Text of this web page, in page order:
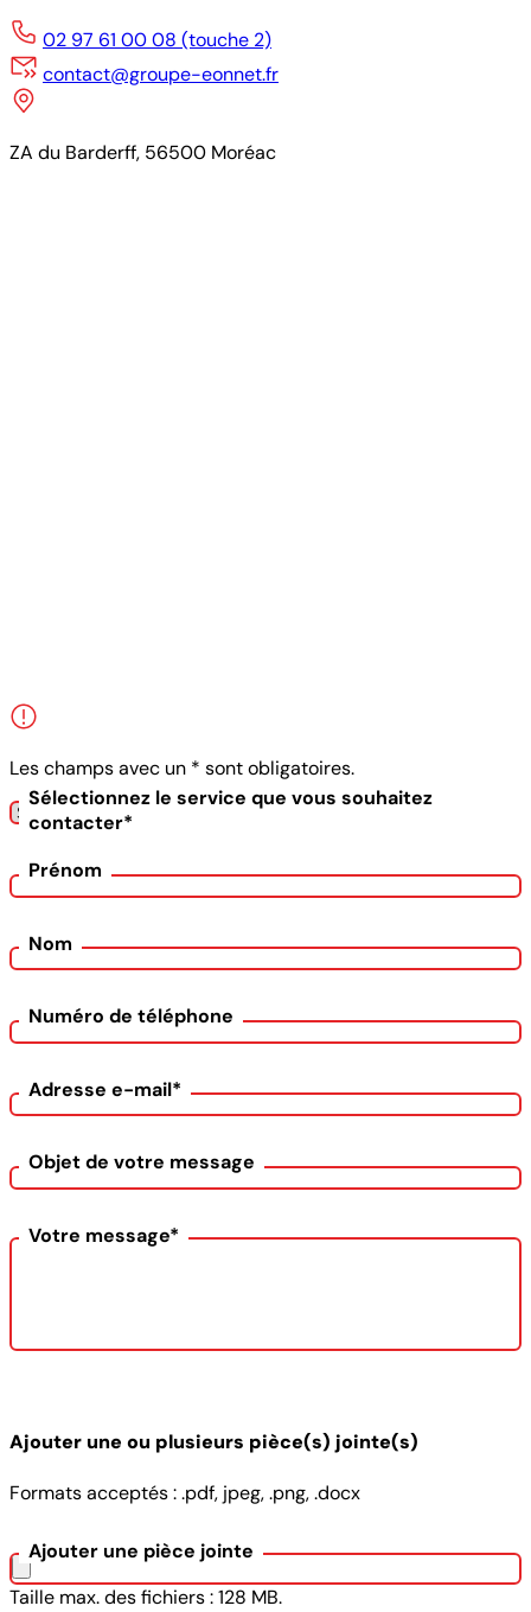
02 97 61 00 08 (touche 2)
contact@groupe-eonnet.fr
ZA du Barderff, 56500 Moréac
Les champs avec un * sont obligatoires.
Sélectionnez le service que vous souhaitez
contacter*
Prénom
Nom
Numéro de téléphone
Adresse e-mail*
Objet de votre message
Votre message*
Ajouter une ou plusieurs pièce(s) jointe(s)
Formats acceptés : .pdf, jpeg, .png, .docx
Ajouter une pièce jointe
Taille max. des fichiers : 128 MB.